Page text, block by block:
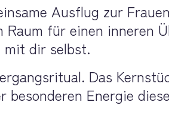
Ausflug zur
für einen inneren
mit dir selbst.
Das
Energie